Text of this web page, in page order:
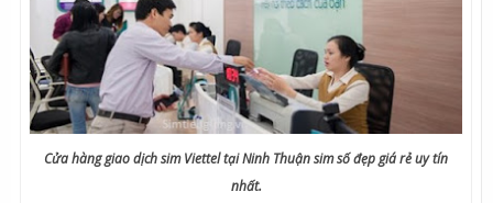
Cửa hàng giao dịch sim Viettel tại Ninh Thuận sim số đẹp giá rẻ uy tín
nhất.